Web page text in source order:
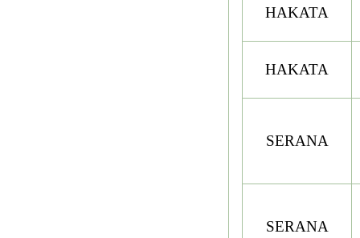
HAKATA
HAKATA
SERANA
SERANA